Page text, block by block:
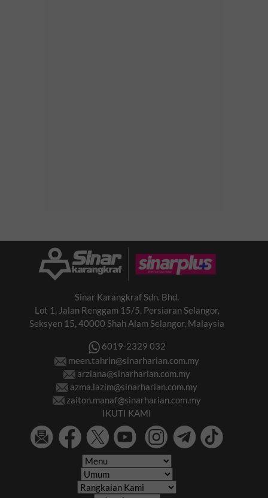
Sinar Karangkraf Sdn. Bhd.
Lot 1, Jalan Renggam 15/5, Persiaran Selangor,
Seksyen 15, 40000 Shah Alam Selangor, Malaysia
6019-2329 032
meen.tahrin@sinarharian.com.my
arziana@sinarharian.com.my
azma.lazim@sinarharian.com.my
zaiton.manaf@sinarharian.com.my
IKUTI KAMI